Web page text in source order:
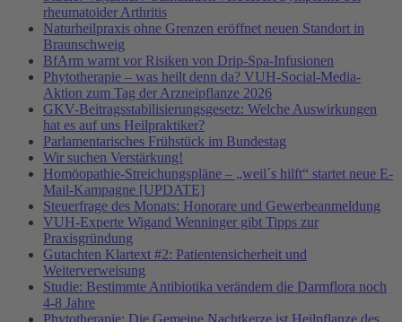
rheumatoider Arthritis
Naturheilpraxis ohne Grenzen eröffnet neuen Standort in
Braunschweig
BfArm warnt vor Risiken von Drip-Spa-Infusionen
Phytotherapie – was heilt denn da? VUH-Social-Media-
Aktion zum Tag der Arzneipflanze 2026
GKV-Beitragsstabilisierungsgesetz: Welche Auswirkungen
hat es auf uns Heilpraktiker?
Parlamentarisches Frühstück im Bundestag
Wir suchen Verstärkung!
Homöopathie-Streichungspläne – „weil´s hilft“ startet neue E-
Mail-Kampagne [UPDATE]
Steuerfrage des Monats: Honorare und Gewerbeanmeldung
VUH-Experte Wigand Wenninger gibt Tipps zur
Praxisgründung
Gutachten Klartext #2: Patientensicherheit und
Weiterverweisung
Studie: Bestimmte Antibiotika verändern die Darmflora noch
4-8 Jahre